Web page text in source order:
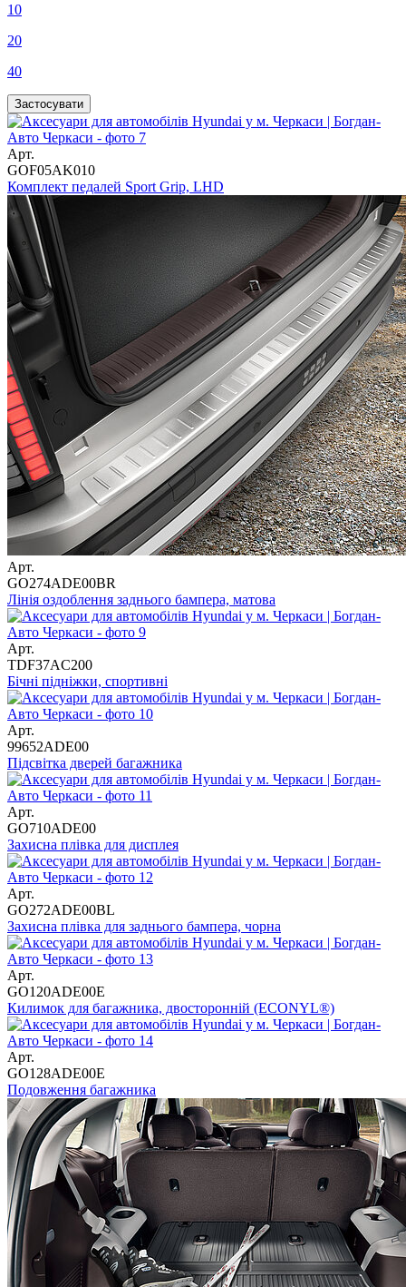
10
20
40
Арт.
GOF05AK010
Комплект педалей Sport Grip, LHD
Арт.
GO274ADE00BR
Лінія оздоблення заднього бампера, матова
Арт.
TDF37AC200
Бічні підніжки, спортивні
Арт.
99652ADE00
Підсвітка дверей багажника
Арт.
GO710ADE00
Захисна плівка для дисплея
Арт.
GO272ADE00BL
Захисна плівка для заднього бампера, чорна
Арт.
GO120ADE00E
Килимок для багажника, двосторонній (ECONYL®)
Арт.
GO128ADE00E
Подовження багажника